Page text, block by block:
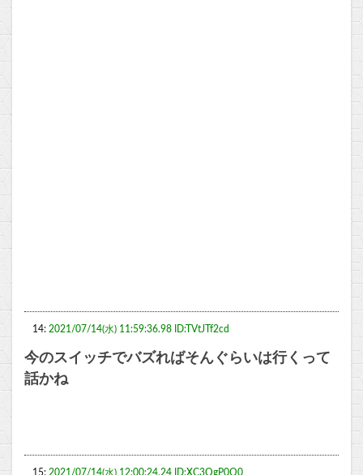
14: 2021/07/14(水) 11:59:36.98 ID:TVtJTf2cd
今のスイッチでバズればそんぐらいは行くって
話かね
15: 2021/07/14(水) 12:00:24.24 ID:XC3QgP0O0